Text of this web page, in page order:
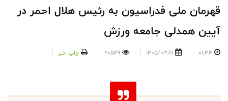
قهرمان ملی فدراسیون به رئیس هلال احمر در
آیین همدلی جامعه ورزش
01:34
1405/03/11
20549 چاپ خبر